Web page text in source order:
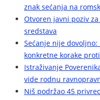
znak sećanja na
Otvoren javni poziv
sredstava
Sećanje nije
konkretne korake
Istraživanje
vide rodnu
Niš podržao 45